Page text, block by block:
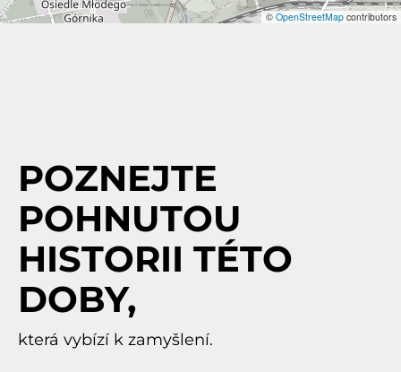
© OpenStreetMap contributors
POZNEJTE
POHNUTOU
HISTORII TÉTO
DOBY,
která vybízí k zamyšlení.